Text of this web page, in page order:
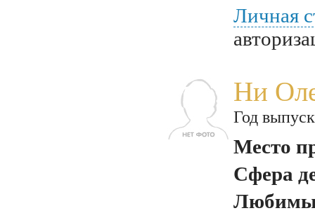
Личная
Ни
Год
Место
Сфера